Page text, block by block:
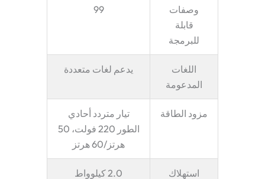
وصفات
قابلة
للبرمجة
99
اللغات
المدعومة
يدعم لغات متعددة
مزود الطاقة
تيار متردد أحادي
الطور 220 فولت، 50
هرتز/60 هرتز
استهلاك 2.0 كيلوواط